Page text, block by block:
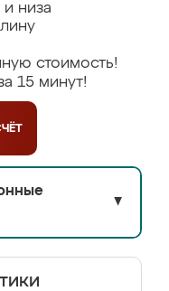
низа
стоимость!
15 минут!
▼